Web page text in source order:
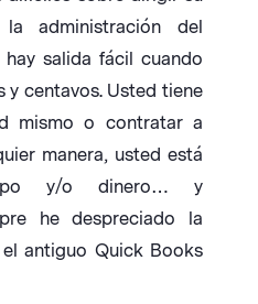
administración del
hay salida fácil cuando
y centavos. Usted tiene
mismo o contratar a
manera, usted está
y/o dinero… y
he despreciado la
antiguo Quick Books